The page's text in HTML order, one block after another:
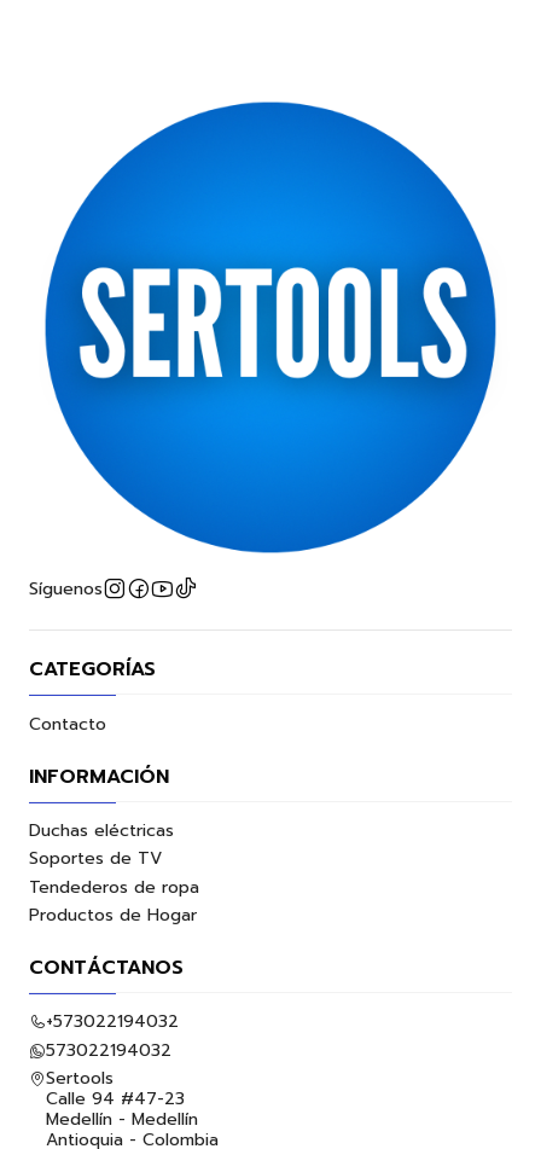
Síguenos
CATEGORÍAS
Contacto
INFORMACIÓN
Duchas eléctricas
Soportes de TV
Tendederos de ropa
Productos de Hogar
CONTÁCTANOS
+573022194032
573022194032
Sertools
Calle 94 #47-23
Medellín - Medellín
Antioquia - Colombia